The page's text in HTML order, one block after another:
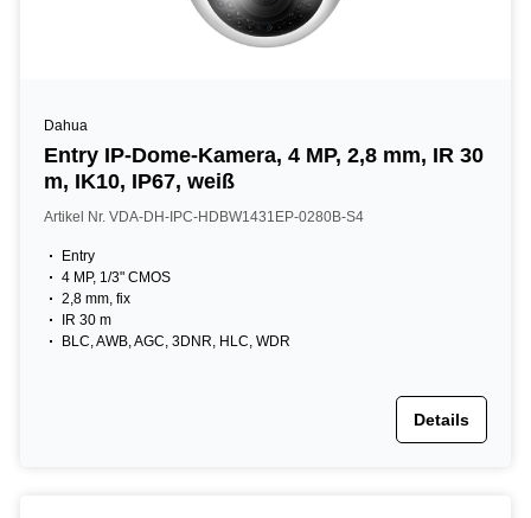
Dahua
Entry IP-Dome-Kamera, 4 MP, 2,8 mm, IR 30
m, IK10, IP67, weiß
Artikel Nr. VDA-DH-IPC-HDBW1431EP-0280B-S4
Entry
4 MP, 1/3" CMOS
2,8 mm, fix
IR 30 m
BLC, AWB, AGC, 3DNR, HLC, WDR
Details